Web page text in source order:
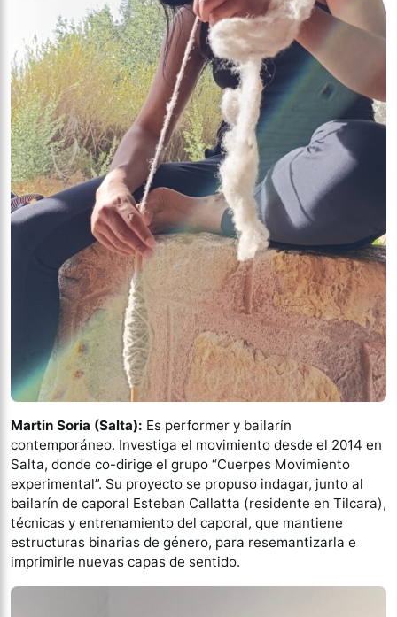
Martin Soria (Salta): Es performer y bailarín
contemporáneo. Investiga el movimiento desde el 2014 en
Salta, donde co-dirige el grupo “Cuerpes Movimiento
experimental”. Su proyecto se propuso indagar, junto al
bailarín de caporal Esteban Callatta (residente en Tilcara),
técnicas y entrenamiento del caporal, que mantiene
estructuras binarias de género, para resemantizarla e
imprimirle nuevas capas de sentido.